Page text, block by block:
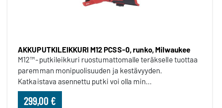
AKKUPUTKILEIKKURI M12 PCSS-0, runko, Milwaukee
M12™-putkileikkuri ruostumattomalle teräkselle tuottaa
paremman monipuolisuuden ja kestävyyden.
Katkaistava asennettu putki voi olla min...
299,00 €